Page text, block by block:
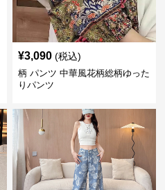
¥3,090 (税込)
柄 パンツ 中華風花柄総柄ゆった
りパンツ